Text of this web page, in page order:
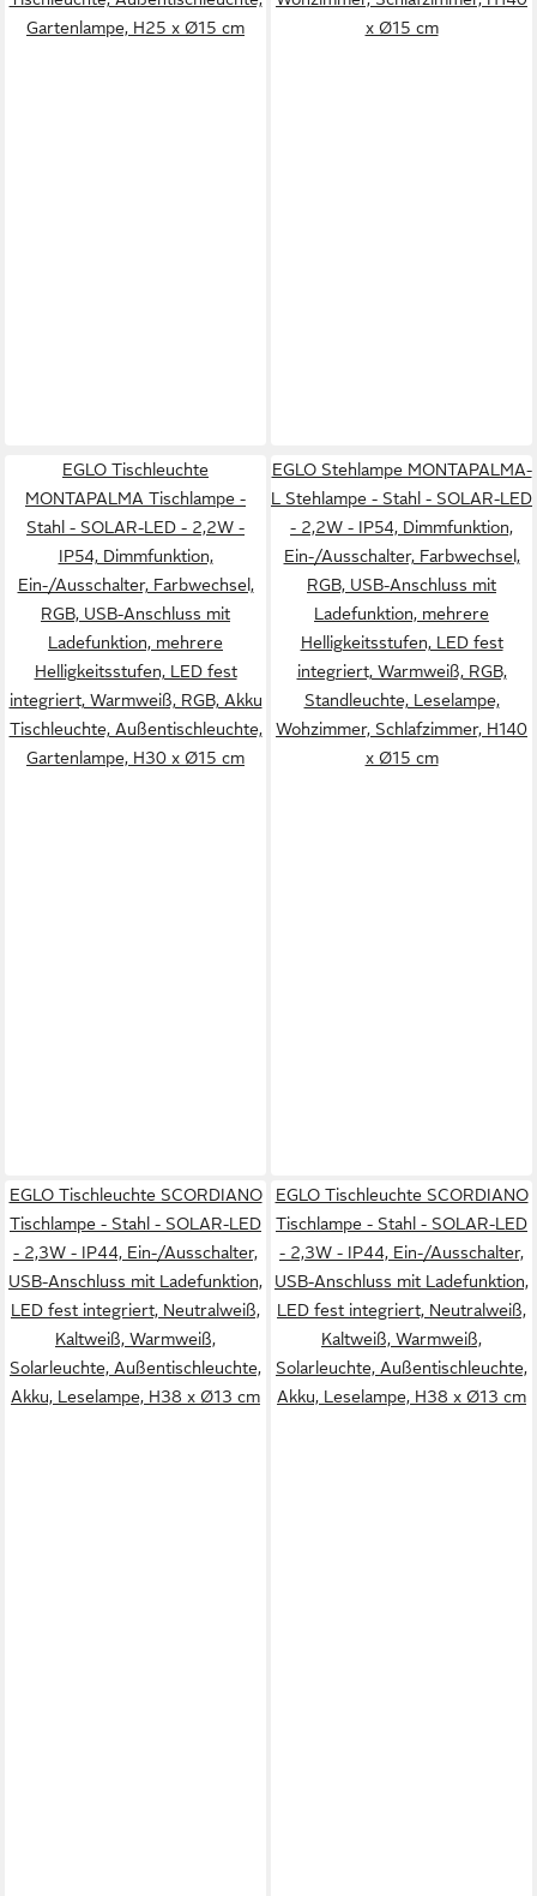
Gartenlampe, H25 x Ø15 cm
x Ø15 cm
EGLO Tischleuchte
MONTAPALMA Tischlampe -
Stahl - SOLAR-LED - 2,2W -
IP54, Dimmfunktion,
Ein-/Ausschalter, Farbwechsel,
RGB, USB-Anschluss mit
Ladefunktion, mehrere
Helligkeitsstufen, LED fest
integriert, Warmweiß, RGB, Akku
Tischleuchte, Außentischleuchte,
Gartenlampe, H30 x Ø15 cm
EGLO Stehlampe MONTAPALMA-
L Stehlampe - Stahl - SOLAR-LED
- 2,2W - IP54, Dimmfunktion,
Ein-/Ausschalter, Farbwechsel,
RGB, USB-Anschluss mit
Ladefunktion, mehrere
Helligkeitsstufen, LED fest
integriert, Warmweiß, RGB,
Standleuchte, Leselampe,
Wohzimmer, Schlafzimmer, H140
x Ø15 cm
EGLO Tischleuchte SCORDIANO
Tischlampe - Stahl - SOLAR-LED
- 2,3W - IP44, Ein-/Ausschalter,
USB-Anschluss mit Ladefunktion,
LED fest integriert, Neutralweiß,
Kaltweiß, Warmweiß,
Solarleuchte, Außentischleuchte,
Akku, Leselampe, H38 x Ø13 cm
EGLO Tischleuchte SCORDIANO
Tischlampe - Stahl - SOLAR-LED
- 2,3W - IP44, Ein-/Ausschalter,
USB-Anschluss mit Ladefunktion,
LED fest integriert, Neutralweiß,
Kaltweiß, Warmweiß,
Solarleuchte, Außentischleuchte,
Akku, Leselampe, H38 x Ø13 cm